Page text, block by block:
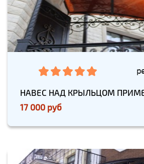
НАВЕС НАД КРЫЛЬЦОМ
17 000 руб